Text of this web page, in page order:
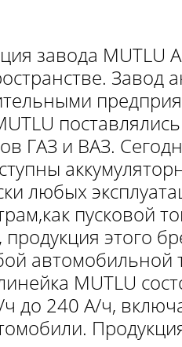
завода MUTLU
Завод
ГАЗ и ВАЗ.
любых
пусковой
этого
автомобильной
MUTLU
до 240 А/ч,